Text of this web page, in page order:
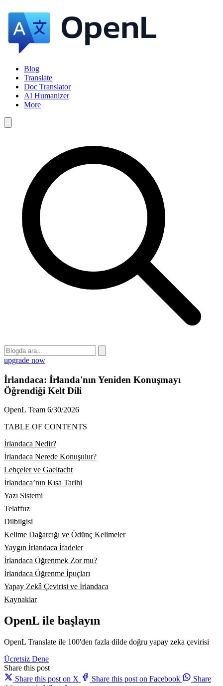
Blog
Translate
Doc Translator
AI Humanizer
More
upgrade now
İrlandaca: İrlanda'nın Yeniden Konuşmayı
Öğrendiği Kelt Dili
OpenL Team 6/30/2026
TABLE OF CONTENTS
İrlandaca Nedir?
İrlandaca Nerede Konuşulur?
Lehçeler ve Gaeltacht
İrlandaca’nın Kısa Tarihi
Yazı Sistemi
Telaffuz
Dilbilgisi
Kelime Dağarcığı ve Ödünç Kelimeler
Yaygın İrlandaca İfadeler
İrlandaca Öğrenmek Zor mu?
İrlandaca Öğrenme İpuçları
Yapay Zekâ Çevirisi ve İrlandaca
Kaynaklar
OpenL ile başlayın
OpenL Translate ile 100'den fazla dilde doğru yapay zeka çevirisi
Ücretsiz Dene
Share this post
Share this post on X
Share this post on Facebook
Share